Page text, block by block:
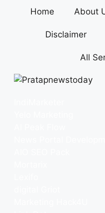
Home About
Disclaimer
All